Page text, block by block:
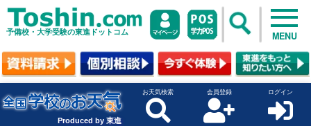
予備校・大学受験の東進ドットコム MENU
Produced by 東進
お天気検索 会員登録 ログイン